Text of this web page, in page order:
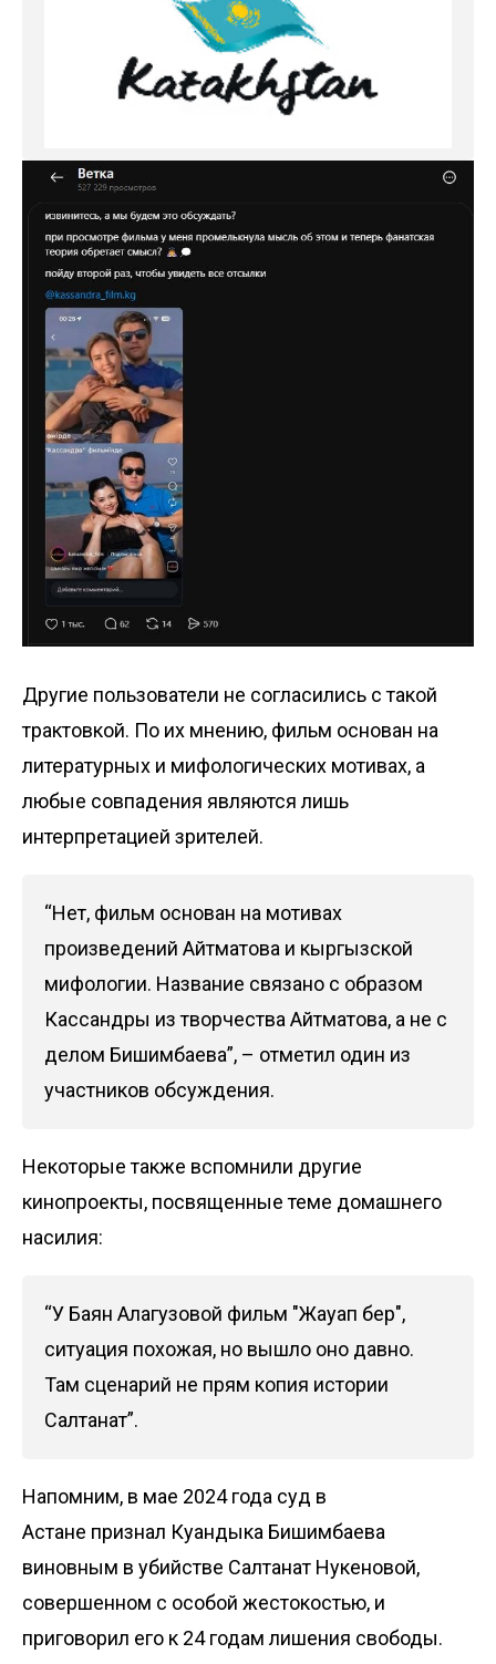
Другие пользователи не согласились с такой
трактовкой. По их мнению, фильм основан на
литературных и мифологических мотивах, а
любые совпадения являются лишь
интерпретацией зрителей.
“Нет, фильм основан на мотивах
произведений Айтматова и кыргызской
мифологии. Название связано с образом
Кассандры из творчества Айтматова, а не с
делом Бишимбаева”, – отметил один из
участников обсуждения.
Некоторые также вспомнили другие
кинопроекты, посвященные теме домашнего
насилия:
“У Баян Алагузовой фильм "Жауап бер",
ситуация похожая, но вышло оно давно.
Там сценарий не прям копия истории
Салтанат”.
Напомним, в мае 2024 года суд в
Астане признал Куандыка Бишимбаева
виновным в убийстве Салтанат Нукеновой,
совершенном с особой жестокостью, и
приговорил его к 24 годам лишения свободы.